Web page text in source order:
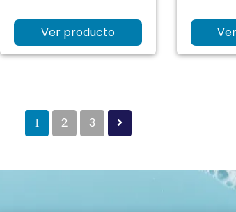
Ver producto
1 2 3